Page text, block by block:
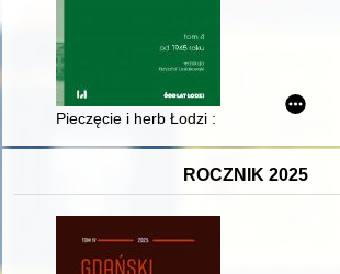
Pieczęcie i herb Łodzi : Część 4 : Lata
ROCZNIK 2025